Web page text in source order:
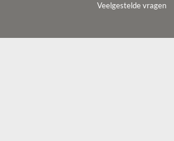
Veelgestelde vragen